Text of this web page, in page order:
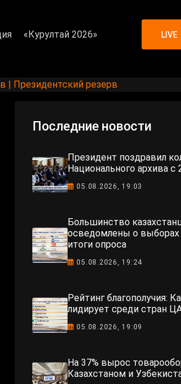
«Курултай 2026» LIVE
| Президентский резерв
Последние новости
Президент поздравил
Национального архива с
05.08.2026, 19:03
Большинство
осведомлены о выборах
итоги опроса
05.08.2026, 19:24
Рейтинг благополучия:
лидирует среди стран
05.08.2026, 19:09
На 37% вырос
Казахстаном и